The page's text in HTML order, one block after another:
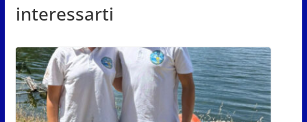
interessarti